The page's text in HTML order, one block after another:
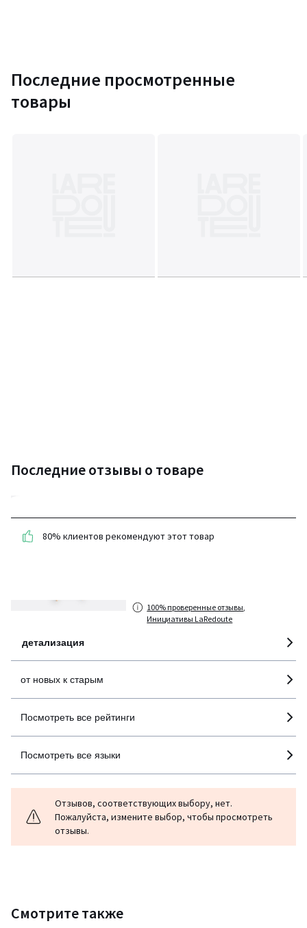
Последние просмотренные
товары
Последние отзывы о товаре
средняя оценка
100% проверенные отзывы,
Инициативы LaRedoute
детализация
80% клиентов рекомендуют этот товар
от новых к старым
Посмотреть все рейтинги
Посмотреть все языки
Отзывов, соответствующих выбору, нет.
Пожалуйста, измените выбор, чтобы просмотреть
отзывы.
Смотрите также